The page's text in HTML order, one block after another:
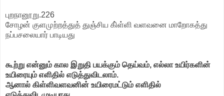
புறநானூறு.226
சோழன் குளமுற்றத்துத் துஞ்சிய கி்ள்ளி வளவனை மாறோகத்து
நப்பசலையார் பாடியது
கூற்று என்னும் கால இறுதி பயக்கும் தெய்வம், எல்லா உயிர்களின்
உயிரையும் எளிதில் எடுத்துவிடலாம்.
ஆனால் கிள்ளிவளவனின் உயிரைமட்டும் எளிதில்